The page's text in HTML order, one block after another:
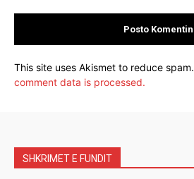
This site uses Akismet to reduce spam.
comment data is processed.
SHKRIMET E FUNDIT